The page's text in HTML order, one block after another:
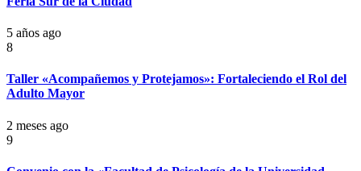
5 años ago
8
Taller «Acompañemos y Protejamos»: Fortaleciendo el Rol del
Adulto Mayor
2 meses ago
9